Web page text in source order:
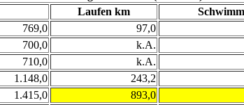
Laufen km
769,0 97,0
700,0 k.A.
710,0 k.A.
1.148,0 243,2
1.415,0 893,0